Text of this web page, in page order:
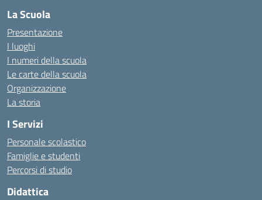
La Scuola
Presentazione
I luoghi
I numeri della scuola
Le carte della scuola
Organizzazione
La storia
I Servizi
Personale scolastico
Famiglie e studenti
Percorsi di studio
Didattica